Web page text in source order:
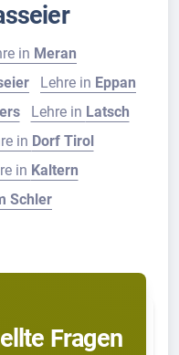
in Meran
Lehre in Eppan
Lehre in Latsch
in Dorf Tirol
in Kaltern
Schler
Fragen